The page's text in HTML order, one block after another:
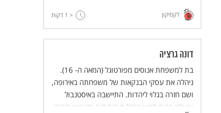
לקסיקון < 1 דקות
דונה גרציה
בת למשפחת אנוסים מפורטוגל (המאה ה- 16).
ניהלה את עסקי הבנקאות של משפחתה באירופה,
ושם חזרה בגלוי ליהדות. התיישבה באיסטנבול
ופעלה רבות למען קהילות היהודים ומגורשי ספרד.